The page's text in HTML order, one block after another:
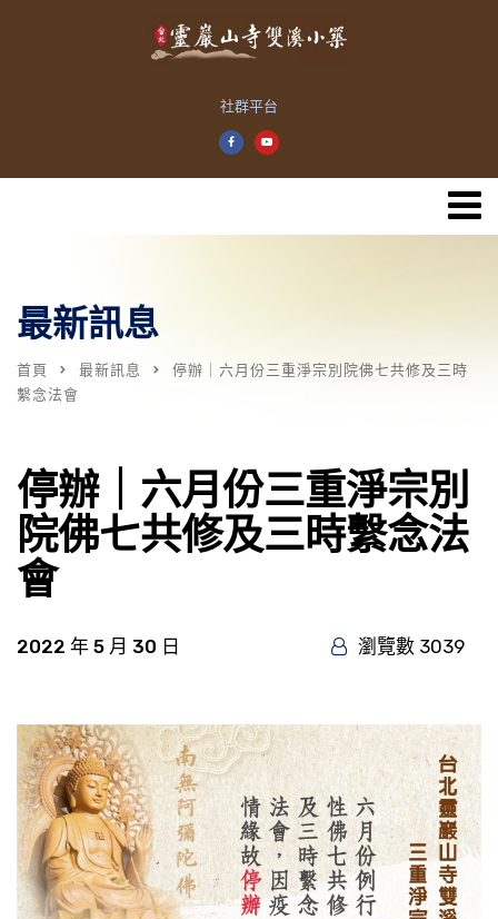
社群平台
最新訊息
首頁 最新訊息
停辦｜六月份三重淨宗別院佛七共修及三時
繫念法會
停辦｜六月份三重淨宗別
院佛七共修及三時繫念法
會
2022 年 5 月 30 日 瀏覽數 3039